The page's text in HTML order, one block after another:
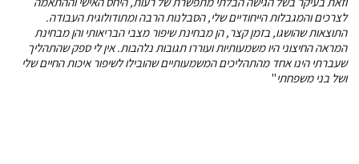
לצרכים והמגבלות הייחודיים שלי, הסבלנות הרבה ומתודולוגית העבודה.
התוצאות שהושגו, בזמן קצר, הן מבחינת שיפור מצבי הבריאותי והן מבחינת
המראה החיצוני היו משמעותיות ועוררו תגובות נלהבות. אין לי ספק שהתהליך
שעברתי הינו אחד מהתהליכים המשמעותיים שהובילו לשיפור איכות החיים שלי
ושל בני משפחתי"